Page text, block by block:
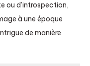
ou d’introspection,
à une époque
de manière